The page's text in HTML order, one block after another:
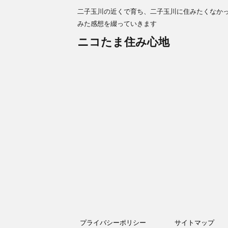
二子玉川の近くで育ち、二子玉川に住みたくなか
みた感想を綴っていきます
ニコたま住み心地
プライバシーポリシー サイトマップ